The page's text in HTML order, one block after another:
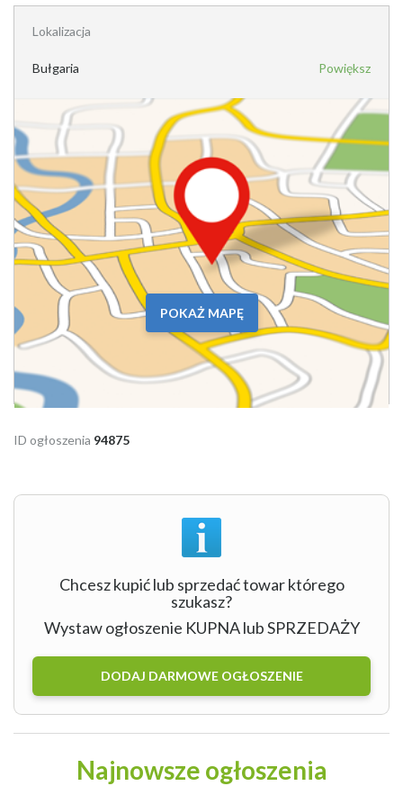
Lokalizacja
Bułgaria Powiększ
POKAŻ MAPĘ
ID ogłoszenia 94875
Chcesz kupić lub sprzedać towar którego
szukasz?
Wystaw ogłoszenie KUPNA lub SPRZEDAŻY
DODAJ DARMOWE OGŁOSZENIE
Najnowsze ogłoszenia